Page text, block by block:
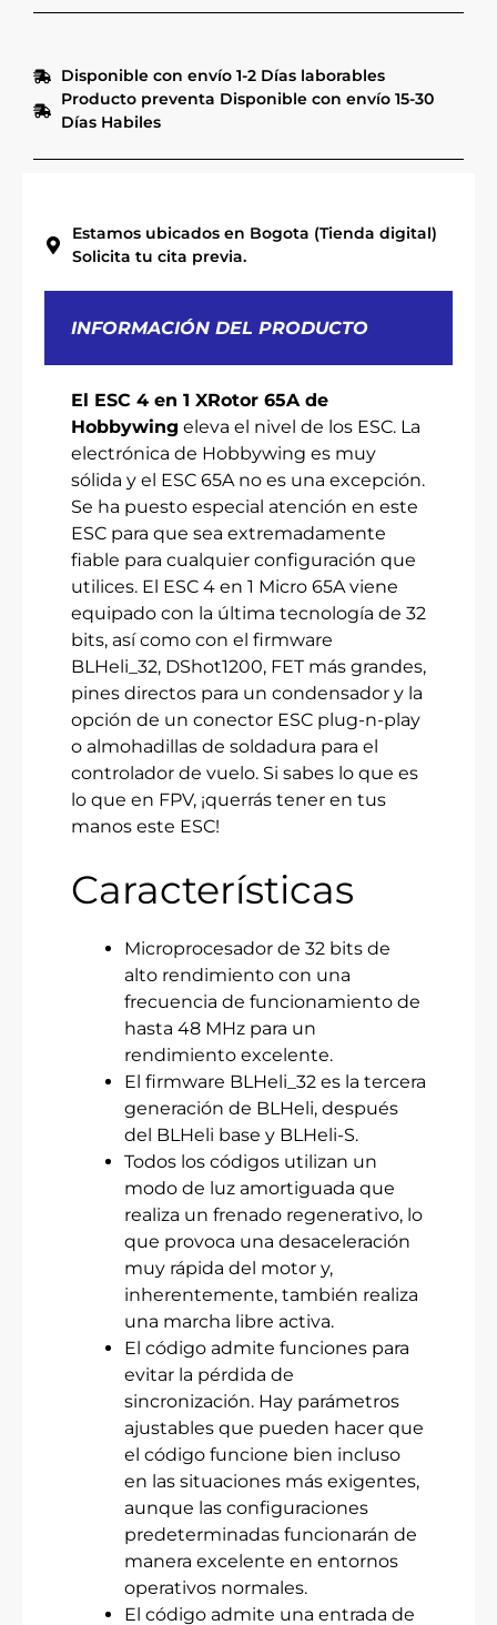
Disponible con envío 1-2 Días laborables
Producto preventa Disponible con envío 15-30
Días Habiles
Estamos ubicados en Bogota (Tienda digital)
Solicita tu cita previa.
INFORMACIÓN DEL PRODUCTO
El ESC 4 en 1 XRotor 65A de
Hobbywing eleva el nivel de los ESC. La
electrónica de Hobbywing es muy
sólida y el ESC 65A no es una excepción.
Se ha puesto especial atención en este
ESC para que sea extremadamente
fiable para cualquier configuración que
utilices. El ESC 4 en 1 Micro 65A viene
equipado con la última tecnología de 32
bits, así como con el firmware
BLHeli_32, DShot1200, FET más grandes,
pines directos para un condensador y la
opción de un conector ESC plug-n-play
o almohadillas de soldadura para el
controlador de vuelo. Si sabes lo que es
lo que en FPV, ¡querrás tener en tus
manos este ESC!
Características
Microprocesador de 32 bits de
alto rendimiento con una
frecuencia de funcionamiento de
hasta 48 MHz para un
rendimiento excelente.
El firmware BLHeli_32 es la tercera
generación de BLHeli, después
del BLHeli base y BLHeli-S.
Todos los códigos utilizan un
modo de luz amortiguada que
realiza un frenado regenerativo, lo
que provoca una desaceleración
muy rápida del motor y,
inherentemente, también realiza
una marcha libre activa.
El código admite funciones para
evitar la pérdida de
sincronización. Hay parámetros
ajustables que pueden hacer que
el código funcione bien incluso
en las situaciones más exigentes,
aunque las configuraciones
predeterminadas funcionarán de
manera excelente en entornos
operativos normales.
El código admite una entrada de